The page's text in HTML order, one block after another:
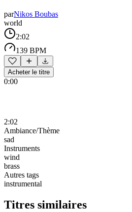
parNikos Boubas
world
2:02
139 BPM
Acheter le titre
0:00
2:02
Ambiance/Thème
sad
Instruments
wind
brass
Autres tags
instrumental
Titres similaires